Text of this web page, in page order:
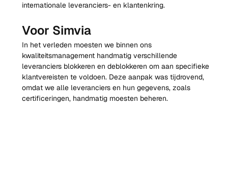
internationale leveranciers- en klantenkring.
Voor Simvia
In het verleden moesten we binnen ons
kwaliteitsmanagement handmatig verschillende
leveranciers blokkeren en deblokkeren om aan specifieke
klantvereisten te voldoen. Deze aanpak was tijdrovend,
omdat we alle leveranciers en hun gegevens, zoals
certificeringen, handmatig moesten beheren.